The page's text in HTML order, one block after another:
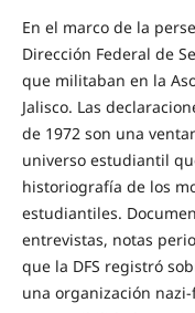
En el marco de la
Dirección Federal de
que militaban en la
Jalisco. Las
de 1972 son una
universo estudiantil
historiografía de los
estudiantiles.
entrevistas, notas
que la DFS registró
una organización